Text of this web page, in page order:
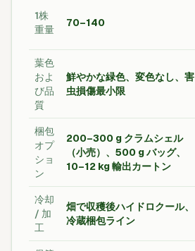
1株
重量
70–140
葉色
およ
び品
質
鮮やかな緑色、変色なし、害
虫損傷最小限
梱包
オプ
ショ
ン
200–300 g クラムシェル
（小売）、500 g バッグ、
10–12 kg 輸出カートン
冷却
/ 加
工
畑で収穫後ハイドロクール、
冷蔵梱包ライン